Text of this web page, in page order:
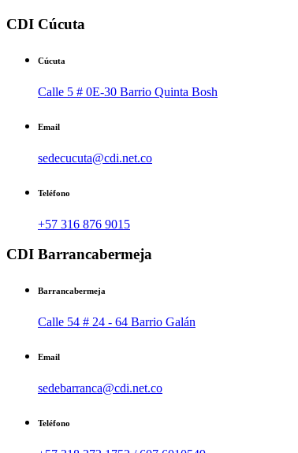
CDI Cúcuta
Cúcuta
Calle 5 # 0E-30 Barrio Quinta Bosh
Email
sedecucuta@cdi.net.co
Teléfono
+57 316 876 9015
CDI Barrancabermeja
Barrancabermeja
Calle 54 # 24 - 64 Barrio Galán
Email
sedebarranca@cdi.net.co
Teléfono